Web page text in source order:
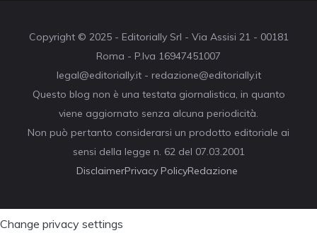
Copyright © 2025 - Editorially Srl - Via Assisi 21 - 00181
Roma - P.Iva 16947451007
legal@editorially.it - redazione@editorially.it
Questo blog non è una testata giornalistica, in quanto
viene aggiornato senza alcuna periodicità.
Non può pertanto considerarsi un prodotto editoriale ai
sensi della legge n. 62 del 07.03.2001
DisclaimerPrivacy PolicyRedazione
Change privacy settings